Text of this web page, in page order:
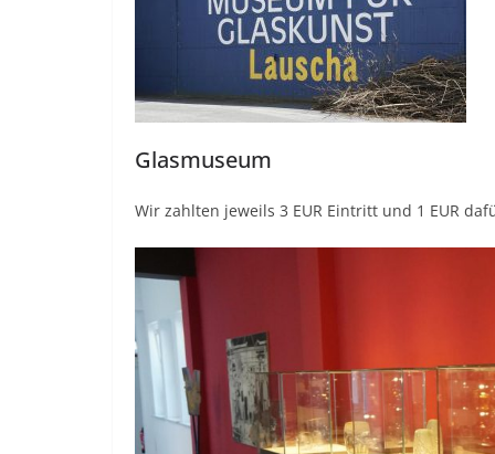
Glasmuseum
Wir zahlten jeweils 3 EUR Eintritt und 1 EUR